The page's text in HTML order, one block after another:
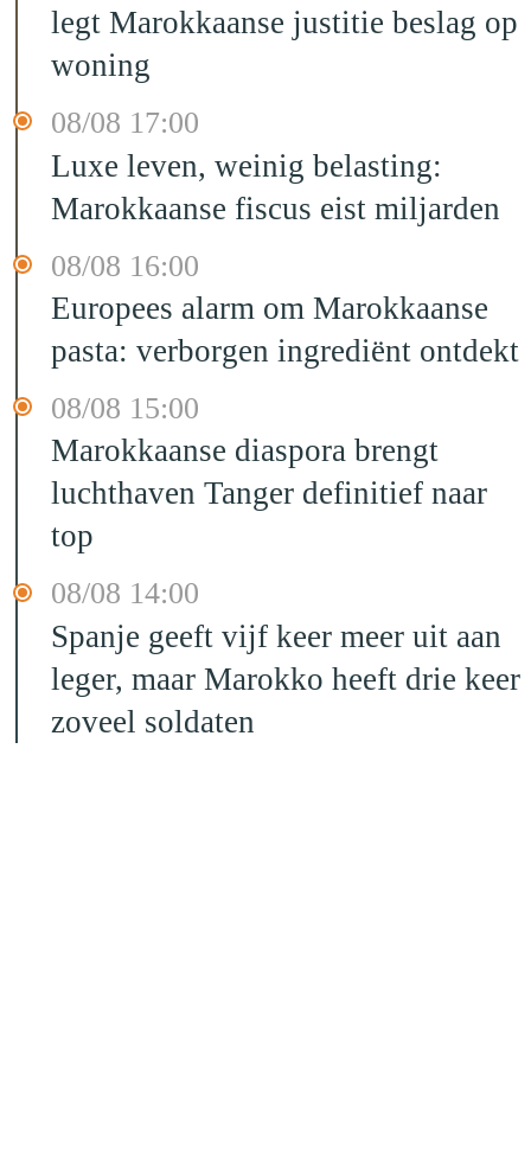
legt Marokkaanse justitie beslag op
woning
08/08 17:00
Luxe leven, weinig belasting:
Marokkaanse fiscus eist miljarden
08/08 16:00
Europees alarm om Marokkaanse
pasta: verborgen ingrediënt ontdekt
08/08 15:00
Marokkaanse diaspora brengt
luchthaven Tanger definitief naar
top
08/08 14:00
Spanje geeft vijf keer meer uit aan
leger, maar Marokko heeft drie keer
zoveel soldaten